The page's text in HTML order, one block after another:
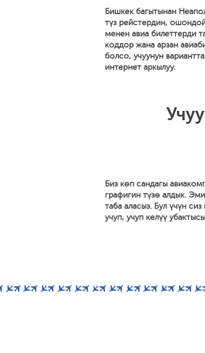
Бишкек багытынан
түз рейстердин,
менен авиа билеттерди
коддор жана арзан
болсо, учуунун
интернет аркылуу.
Биз көп сандагы
графигин түзө алдык.
таба аласыз. Бул үчүн
учуп, учуп келүү